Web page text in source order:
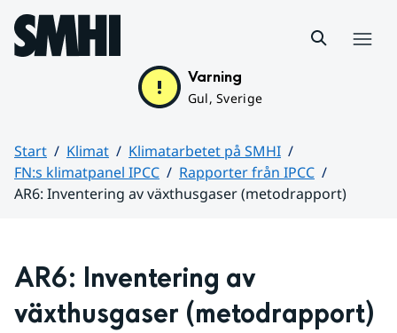
Hoppa till sidans innehåll
Varning
Gul, Sverige
Start Klimat
Klimatarbetet på SMHI
FN:s klimatpanel IPCC
Rapporter från IPCC
AR6: Inventering av växthusgaser (metodrapport)
AR6: Inventering av
växthusgaser (metodrapport)